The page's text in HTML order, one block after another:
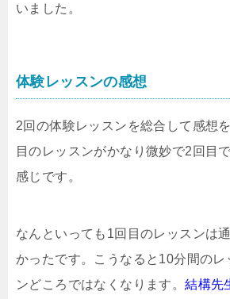
いました。
体験レッスンの感想
2回の体験レッスンを総合して感想
目のレッスンがかなり微妙で2回目
感じです。
なんといっても1回目のレッスンは
かったです。こうなると10分間のレ
ンどころではなくなります。結構先